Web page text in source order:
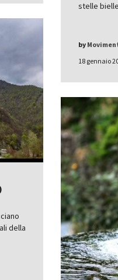
stelle
18 gennaio
by
della